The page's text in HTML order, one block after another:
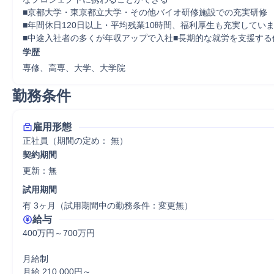
■京都大学・東京都立大学・その他バイオ研修施設での充実研修
■年間休日120日以上・平均残業10時間、福利厚生も充実してい
■中途入社者の多くが年収アップで入社■長期的な就労を支援す
学歴
専修、高専、大学、大学院
勤務条件
雇用形態
正社員（期間の定め： 無）
契約期間
更新：無
試用期間
有 3ヶ月（試用期間中の勤務条件：変更無）
給与
400万円～700万円
月給制
月給 210,000円～